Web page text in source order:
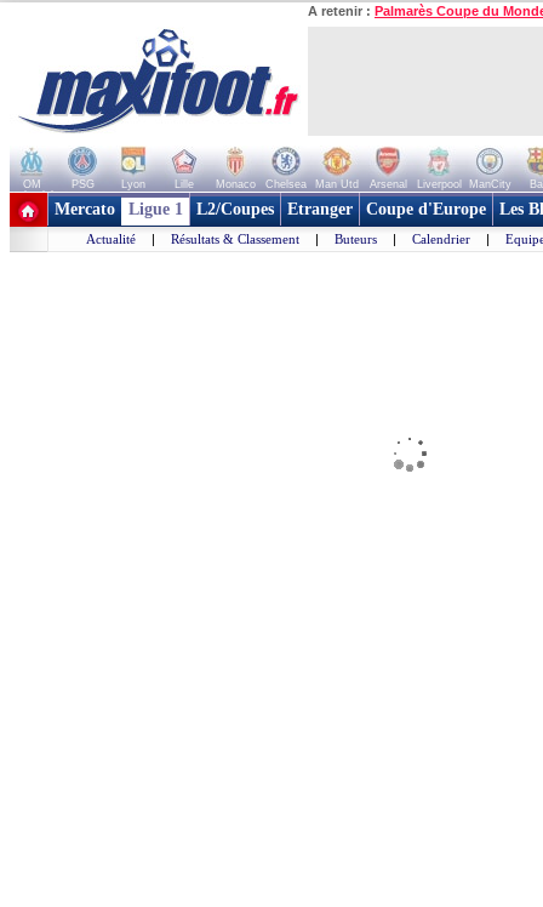
A retenir : Palmarès Coupe du
OM PSG Lyon Lille Monaco Chelsea Man Utd Arsenal Liverpool ManCity
+ de clubs
Mercato Ligue 1 L2/Coupes Etranger Coupe d'Europe Les
Actualité | Résultats & Classement | Buteurs | Calendrier |